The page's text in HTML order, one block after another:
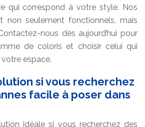
qui correspond à votre style. Nos
non seulement fonctionnels, mais
nous dès aujourd’hui pour
de coloris et choisir celui qui
espace.
si vous recherchez
facile à poser dans
idéale si vous recherchez des